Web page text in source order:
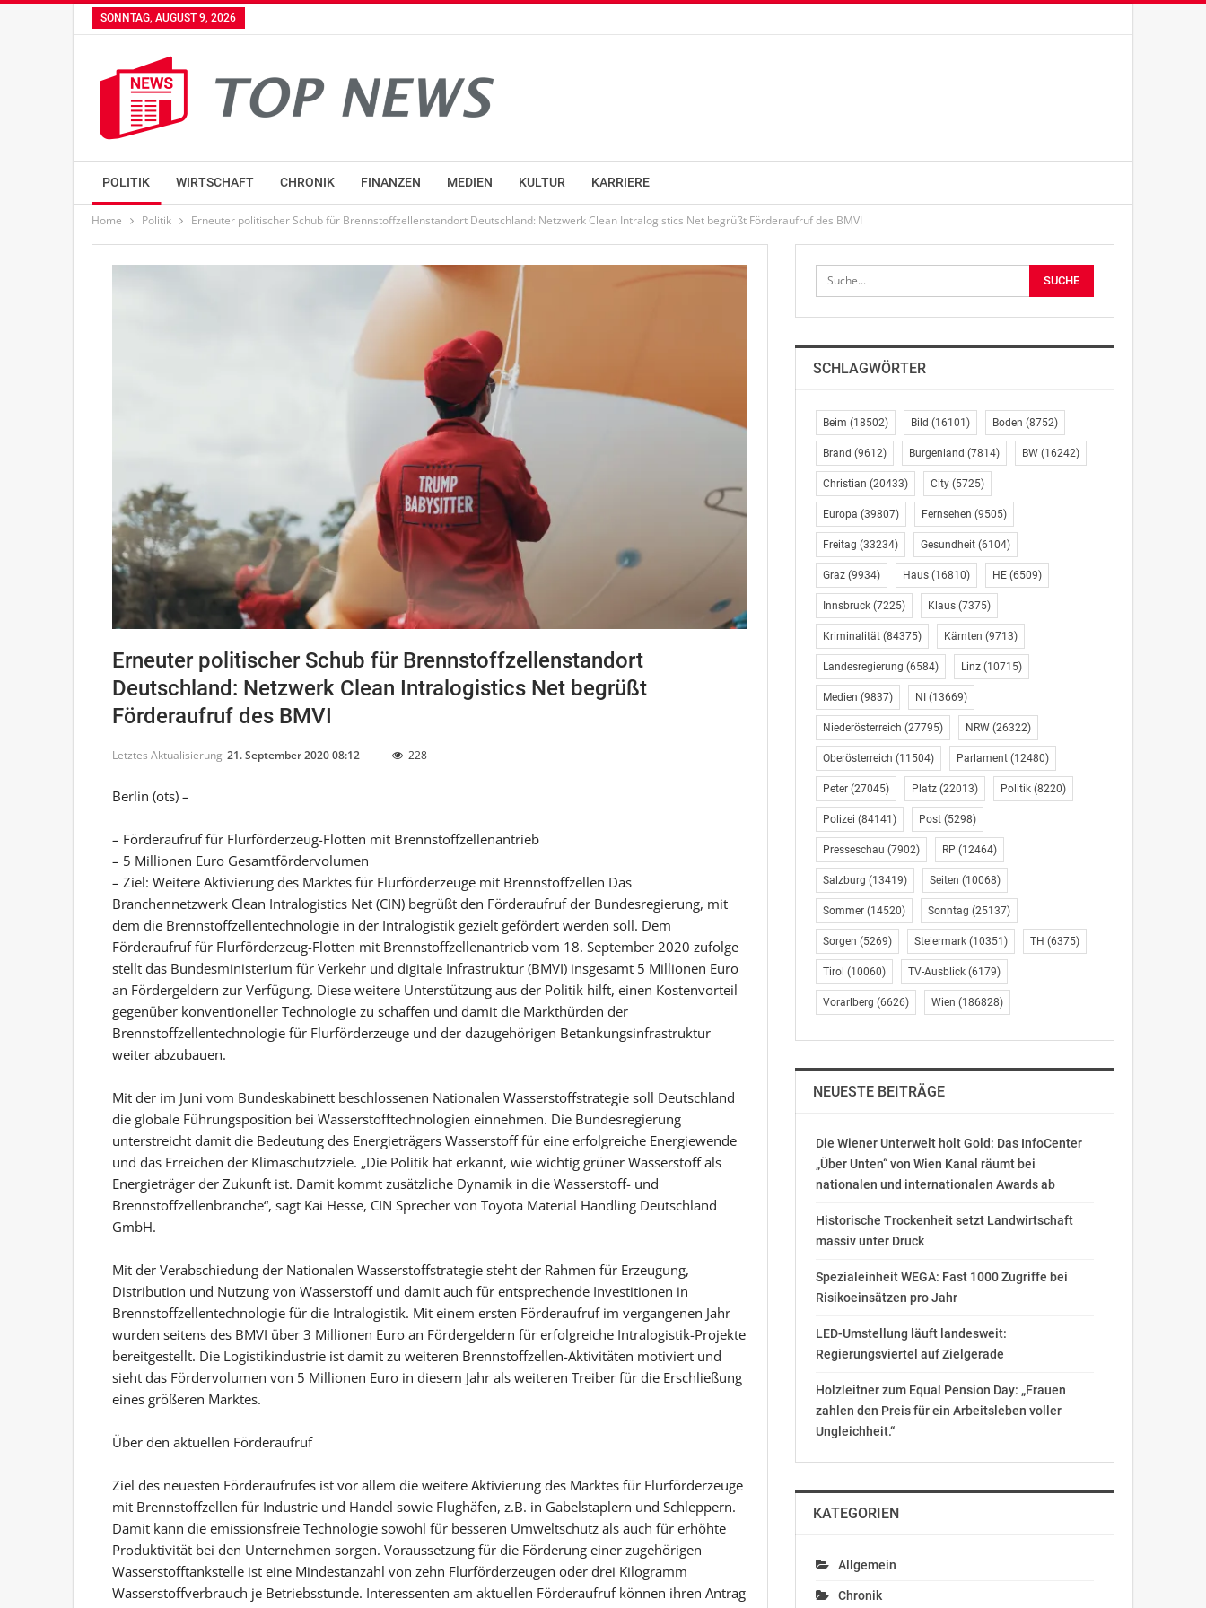
SONNTAG, AUGUST 9, 2026
POLITIK WIRTSCHAFT CHRONIK FINANZEN MEDIEN KULTUR KARRIERE
Home Politik Erneuter politischer Schub für Brennstoffzellenstandort Deutschland: Netzwerk Clean Intralogistics Net begrüßt Förderaufruf des BMVI
Erneuter politischer Schub für Brennstoffzellenstandort
Deutschland: Netzwerk Clean Intralogistics Net begrüßt
Förderaufruf des BMVI
Letztes Aktualisierung 21. September 2020 08:12 228
Berlin (ots) –
– Förderaufruf für Flurförderzeug-Flotten mit Brennstoffzellenantrieb
– 5 Millionen Euro Gesamtfördervolumen
– Ziel: Weitere Aktivierung des Marktes für Flurförderzeuge mit Brennstoffzellen Das
Branchennetzwerk Clean Intralogistics Net (CIN) begrüßt den Förderaufruf der Bundesregierung, mit
dem die Brennstoffzellentechnologie in der Intralogistik gezielt gefördert werden soll. Dem
Förderaufruf für Flurförderzeug-Flotten mit Brennstoffzellenantrieb vom 18. September 2020 zufolge
stellt das Bundesministerium für Verkehr und digitale Infrastruktur (BMVI) insgesamt 5 Millionen Euro
an Fördergeldern zur Verfügung. Diese weitere Unterstützung aus der Politik hilft, einen Kostenvorteil
gegenüber konventioneller Technologie zu schaffen und damit die Markthürden der
Brennstoffzellentechnologie für Flurförderzeuge und der dazugehörigen Betankungsinfrastruktur
weiter abzubauen.
Mit der im Juni vom Bundeskabinett beschlossenen Nationalen Wasserstoffstrategie soll Deutschland
die globale Führungsposition bei Wasserstofftechnologien einnehmen. Die Bundesregierung
unterstreicht damit die Bedeutung des Energieträgers Wasserstoff für eine erfolgreiche Energiewende
und das Erreichen der Klimaschutzziele. „Die Politik hat erkannt, wie wichtig grüner Wasserstoff als
Energieträger der Zukunft ist. Damit kommt zusätzliche Dynamik in die Wasserstoff- und
Brennstoffzellenbranche“, sagt Kai Hesse, CIN Sprecher von Toyota Material Handling Deutschland
GmbH.
Mit der Verabschiedung der Nationalen Wasserstoffstrategie steht der Rahmen für Erzeugung,
Distribution und Nutzung von Wasserstoff und damit auch für entsprechende Investitionen in
Brennstoffzellentechnologie für die Intralogistik. Mit einem ersten Förderaufruf im vergangenen Jahr
wurden seitens des BMVI über 3 Millionen Euro an Fördergeldern für erfolgreiche Intralogistik-Projekte
bereitgestellt. Die Logistikindustrie ist damit zu weiteren Brennstoffzellen-Aktivitäten motiviert und
sieht das Fördervolumen von 5 Millionen Euro in diesem Jahr als weiteren Treiber für die Erschließung
eines größeren Marktes.
Über den aktuellen Förderaufruf
Ziel des neuesten Förderaufrufes ist vor allem die weitere Aktivierung des Marktes für Flurförderzeuge
mit Brennstoffzellen für Industrie und Handel sowie Flughäfen, z.B. in Gabelstaplern und Schleppern.
Damit kann die emissionsfreie Technologie sowohl für besseren Umweltschutz als auch für erhöhte
Produktivität bei den Unternehmen sorgen. Voraussetzung für die Förderung einer zugehörigen
Wasserstofftankstelle ist eine Mindestanzahl von zehn Flurförderzeugen oder drei Kilogramm
Wasserstoffverbrauch je Betriebsstunde. Interessenten am aktuellen Förderaufruf können ihren Antrag
SCHLAGWÖRTER
Beim (18502) Bild (16101) Boden (8752)
Brand (9612) Burgenland (7814) BW(16242)
Christian (20433) City(5725)
Europa (39807) Fernsehen (9505)
Freitag (33234) Gesundheit(6104)
Graz(9934) Haus(16810) HE(6509)
Innsbruck(7225) Klaus(7375)
Kriminalität(84375) Kärnten (9713)
Landesregierung (6584) Linz(10715)
Medien (9837) NI (13669)
Niederösterreich (27795) NRW(26322)
Oberösterreich (11504) Parlament(12480)
Peter(27045) Platz(22013) Politik(8220)
Polizei (84141) Post(5298)
Presseschau (7902) RP (12464)
Salzburg (13419) Seiten (10068)
Sommer(14520) Sonntag (25137)
Sorgen (5269) Steiermark(10351) TH (6375)
Tirol (10060) TV-Ausblick(6179)
Vorarlberg (6626) Wien (186828)
NEUESTE BEITRÄGE
Die Wiener Unterwelt holt Gold: Das InfoCenter
„Über Unten“ von Wien Kanal räumt bei
nationalen und internationalen Awards ab
Historische Trockenheit setzt Landwirtschaft
massiv unter Druck
Spezialeinheit WEGA: Fast 1000 Zugriffe bei
Risikoeinsätzen pro Jahr
LED-Umstellung läuft landesweit:
Regierungsviertel auf Zielgerade
Holzleitner zum Equal Pension Day: „Frauen
zahlen den Preis für ein Arbeitsleben voller
Ungleichheit.“
KATEGORIEN
Allgemein
Chronik